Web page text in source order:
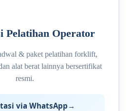
Pelatihan Operator
& paket pelatihan forklift,
alat berat lainnya bersertifikat
resmi.
via WhatsApp